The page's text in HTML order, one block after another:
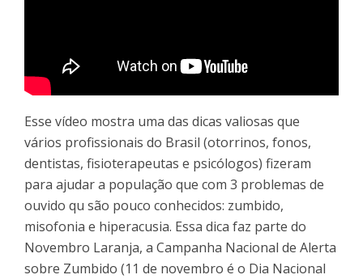
Esse vídeo mostra uma das dicas valiosas que
vários profissionais do Brasil (otorrinos, fonos,
dentistas, fisioterapeutas e psicólogos) fizeram
para ajudar a população que com 3 problemas de
ouvido qu são pouco conhecidos: zumbido,
misofonia e hiperacusia. Essa dica faz parte do
Novembro Laranja, a Campanha Nacional de Alerta
sobre Zumbido (11 de novembro é o Dia Nacional